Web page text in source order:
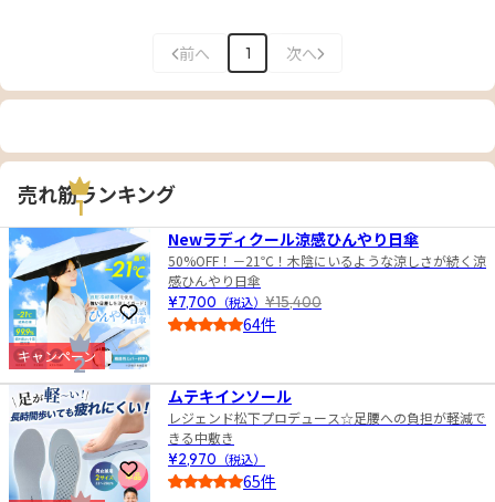
前へ 1 次へ
売れ筋ランキング
お気に入りに登録
キャンペーン
1
Newラディクール涼感ひんやり日傘
50%OFF！－21℃！木陰にいるような涼しさが続く涼
感ひんやり日傘
¥7,700 （税込） ¥15,400
64件
お気に入りに登録
2
ムテキインソール
レジェンド松下プロデュース☆足腰への負担が軽減で
きる中敷き
¥2,970 （税込）
65件